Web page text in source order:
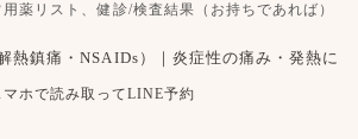
薬リスト、健診/検査結果（お持ちであれば）
マホで読み取ってLINE予約